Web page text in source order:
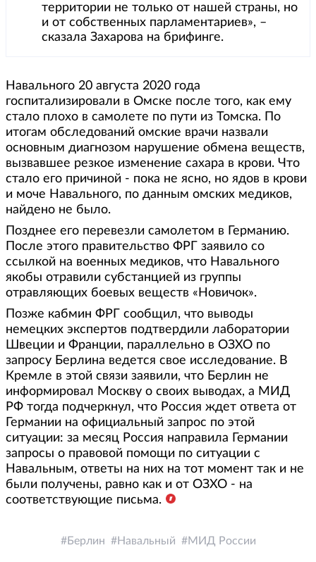
территории не только от нашей страны, но
и от собственных парламентариев», –
сказала Захарова на брифинге.
Навального 20 августа 2020 года
госпитализировали в Омске после того, как ему
стало плохо в самолете по пути из Томска. По
итогам обследований омские врачи назвали
основным диагнозом нарушение обмена веществ,
вызвавшее резкое изменение сахара в крови. Что
стало его причиной - пока не ясно, но ядов в крови
и моче Навального, по данным омских медиков,
найдено не было.
Позднее его перевезли самолетом в Германию.
После этого правительство ФРГ заявило со
ссылкой на военных медиков, что Навального
якобы отравили субстанцией из группы
отравляющих боевых веществ «Новичок».
Позже кабмин ФРГ сообщил, что выводы
немецких экспертов подтвердили лаборатории
Швеции и Франции, параллельно в ОЗХО по
запросу Берлина ведется свое исследование. В
Кремле в этой связи заявили, что Берлин не
информировал Москву о своих выводах, а МИД
РФ тогда подчеркнул, что Россия ждет ответа от
Германии на официальный запрос по этой
ситуации: за месяц Россия направила Германии
запросы о правовой помощи по ситуации с
Навальным, ответы на них на тот момент так и не
были получены, равно как и от ОЗХО - на
соответствующие письма.
Берлин Навальный МИД России